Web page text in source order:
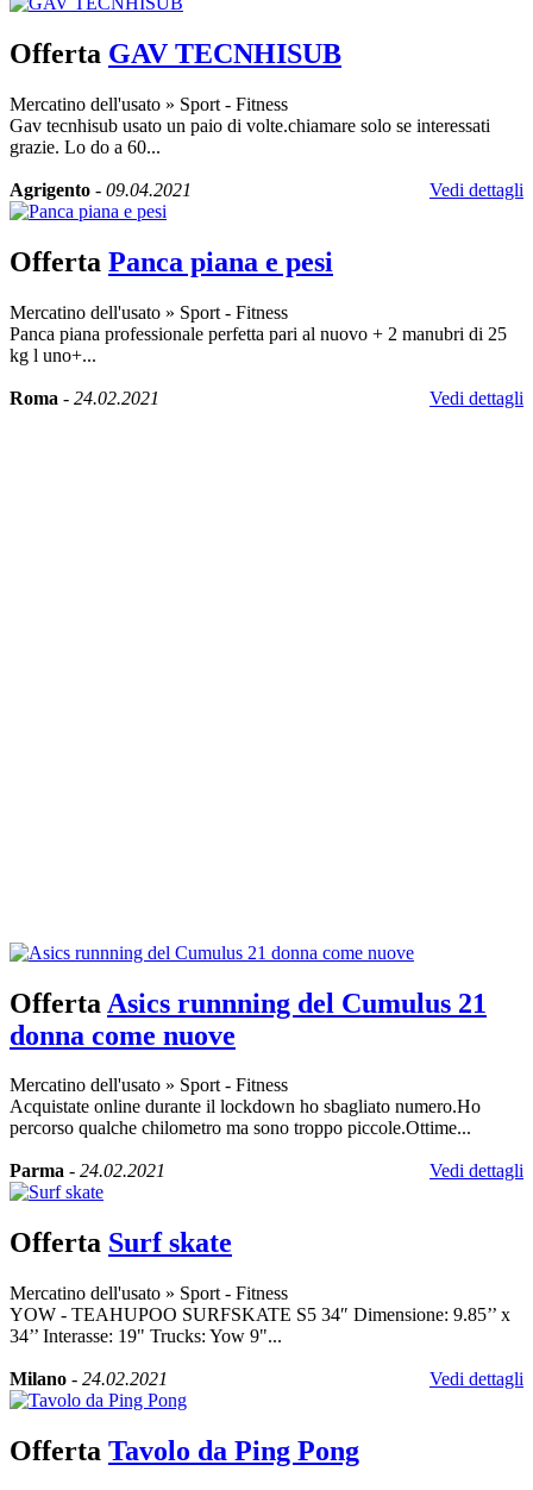
Offerta GAV TECNHISUB
Mercatino dell'usato » Sport - Fitness
Gav tecnhisub usato un paio di volte.chiamare solo se interessati
grazie. Lo do a 60...
Agrigento - 09.04.2021 Vedi dettagli
Offerta Panca piana e pesi
Mercatino dell'usato » Sport - Fitness
Panca piana professionale perfetta pari al nuovo + 2 manubri di 25
kg l uno+...
Roma - 24.02.2021 Vedi dettagli
Offerta Asics runnning del Cumulus 21
donna come nuove
Mercatino dell'usato » Sport - Fitness
Acquistate online durante il lockdown ho sbagliato numero.Ho
percorso qualche chilometro ma sono troppo piccole.Ottime...
Parma - 24.02.2021 Vedi dettagli
Offerta Surf skate
Mercatino dell'usato » Sport - Fitness
YOW - TEAHUPOO SURFSKATE S5 34″ Dimensione: 9.85’’ x
34’’ Interasse: 19" Trucks: Yow 9"...
Milano - 24.02.2021 Vedi dettagli
Offerta Tavolo da Ping Pong